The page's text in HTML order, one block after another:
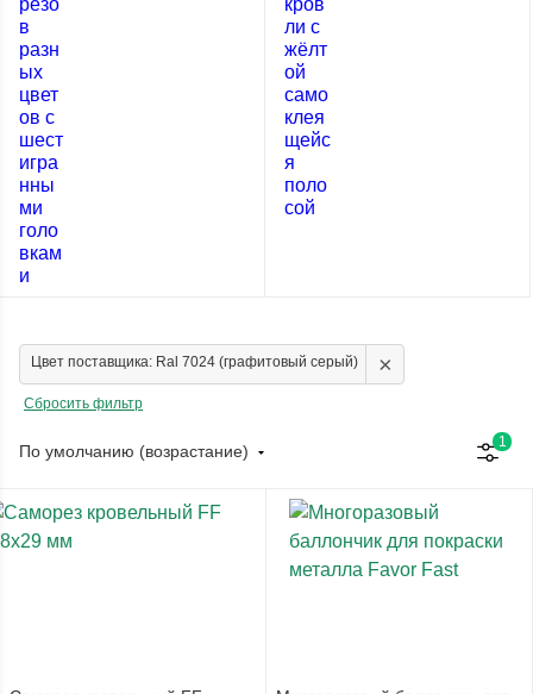
Цвет поставщика: Ral 7024 (графитовый серый) ×
Сбросить фильтр
По умолчанию (возрастание) 1